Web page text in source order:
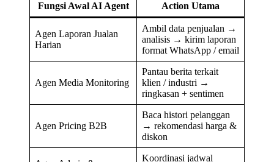
Fungsi Awal AI Agent Action Utama
Agen Laporan Jualan
Harian
Ambil data penjualan →
analisis → kirim laporan
format WhatsApp / email
Agen Media Monitoring
Pantau berita terkait
klien / industri →
ringkasan + sentimen
Agen Pricing B2B
Baca histori pelanggan
→ rekomendasi harga &
diskon
Koordinasi jadwal